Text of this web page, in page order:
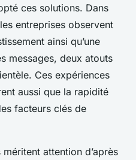
ces solutions. Dans
entreprises observent
ainsi qu’une
messages, deux atouts
Ces expériences
aussi que la rapidité
facteurs clés de
attention d’après